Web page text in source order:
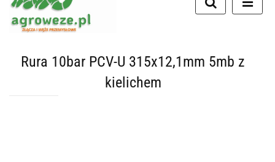
Dodaj zgłoszenie
Rura 10bar PCV-U 315x12,1mm 5mb z
kielichem